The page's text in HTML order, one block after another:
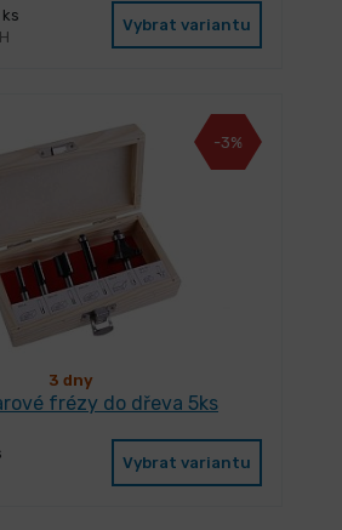
Vybrat variantu
-3%
3 dny
frézy do dřeva 5ks
Vybrat variantu